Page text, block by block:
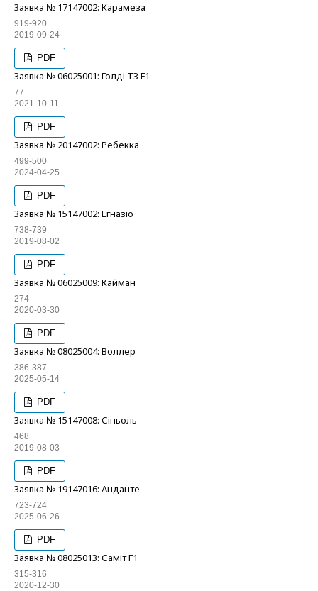
Заявка № 17147002: Карамеза
919-920
2019-09-24
PDF
Заявка № 06025001: Голді ТЗ F1
77
2021-10-11
PDF
Заявка № 20147002: Ребекка
499-500
2024-04-25
PDF
Заявка № 15147002: Егназіо
738-739
2019-08-02
PDF
Заявка № 06025009: Кайман
274
2020-03-30
PDF
Заявка № 08025004: Воллер
386-387
2025-05-14
PDF
Заявка № 15147008: Сіньоль
468
2019-08-03
PDF
Заявка № 19147016: Анданте
723-724
2025-06-26
PDF
Заявка № 08025013: Саміт F1
315-316
2020-12-30